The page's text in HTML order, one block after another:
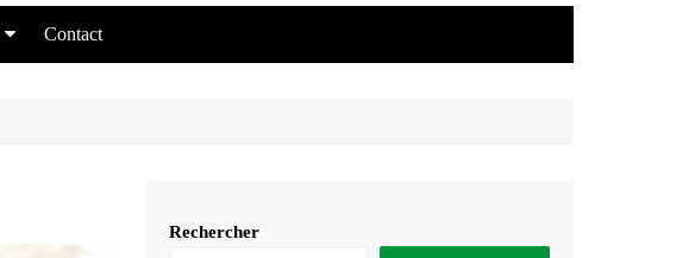
Contact
Rechercher